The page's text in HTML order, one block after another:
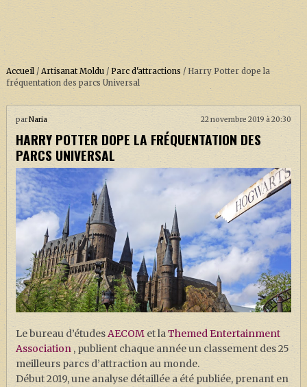
ACCUEIL
À PROPOS
SOUTENEZ-NOUS !
LA SÉRIE HARRY POTTER (REBOOT)
HARRY POTTER : LIVRES
BIOPICS DE HARRY POTTER
LES ANIMAUX FANTASTIQUES
J. K. ROWLING
ARTISANAT MOLDU
FANDOM
Accueil/ Artisanat Moldu/ Parc d'attractions / Harry Potter dope la
fréquentation des parcs Universal
parNaria 22 novembre 2019 à 20:30
HARRY POTTER DOPE LA FRÉQUENTATION DES
PARCS UNIVERSAL
Le bureau d’étudesAECOM et laThemed Entertainment
Association , publient chaque année un classement des 25
meilleurs parcs d’attraction au monde.
Début 2019, une analyse détaillée a été publiée, prenant en